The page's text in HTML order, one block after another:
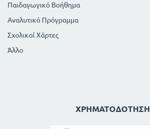
Παιδαγωγικό Βοήθημα
Αναλυτικό Πρόγραμμα
Σχολικοί Χάρτες
Άλλο
ΧΡΗΜΑΤΟΔΌΤΗΣΗ